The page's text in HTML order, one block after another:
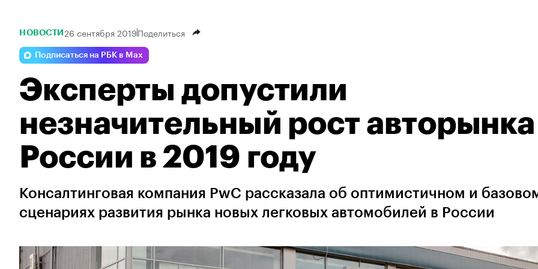
НОВОСТИ 26 сентября 2019Поделиться
Подписаться на РБК в Max
Эксперты допустили
незначительный рост авторынка
России в 2019 году
Консалтинговая компания PwC рассказала об оптимистичном и
сценариях развития рынка новых легковых автомобилей в России